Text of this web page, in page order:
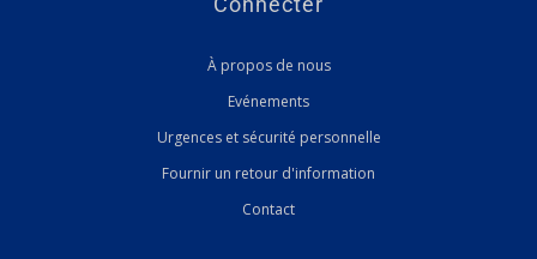
À propos de nous
Evénements
Urgences et sécurité personnelle
Fournir un retour d'information
Contact